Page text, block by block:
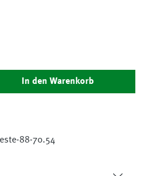
den gewünschten Wert
In den Warenkorb
88-70.54